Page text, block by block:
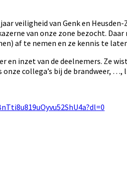
veiligheid van Genk en
van onze zone bezocht.
af te nemen en ze kennis te
en inzet van de deelnemers. Ze
collega’s bij de brandweer,